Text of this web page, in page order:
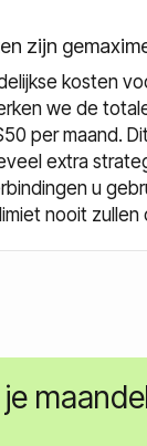
zijn
kosten
we de
per maand.
extra
u
nooit zullen